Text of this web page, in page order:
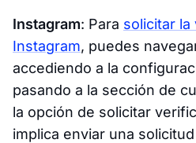
Instagram: Para solicitar la
Instagram, puedes
accediendo a la
pasando a la sección de
la opción de solicitar
implica enviar una